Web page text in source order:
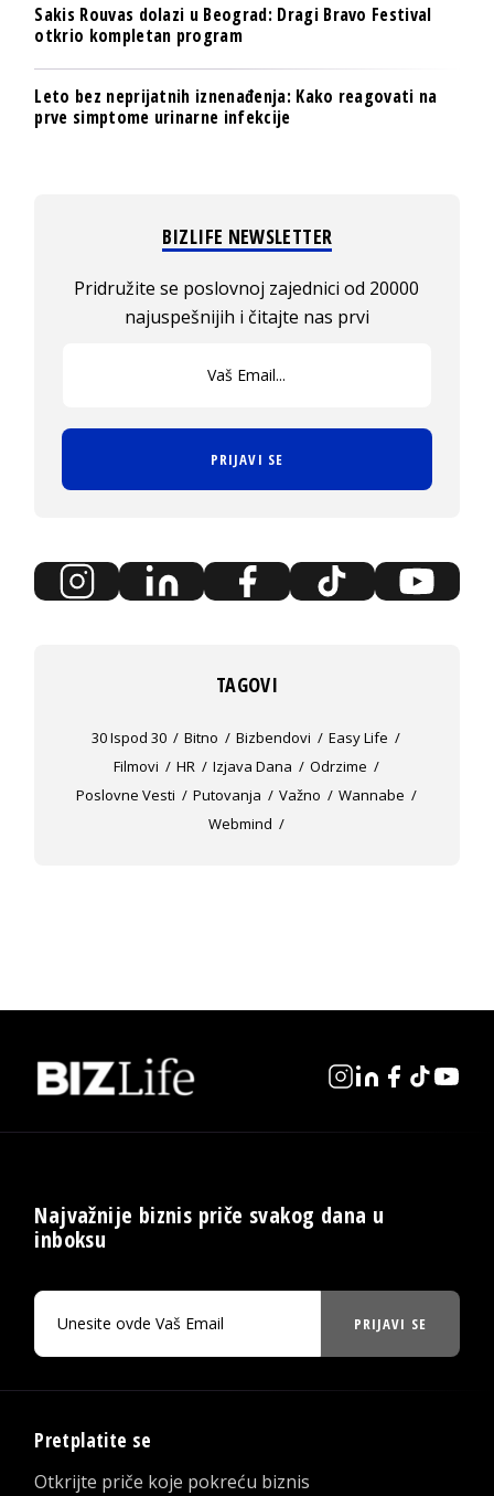
Sakis Rouvas dolazi u Beograd: Dragi Bravo Festival
otkrio kompletan program
Leto bez neprijatnih iznenađenja: Kako reagovati na
prve simptome urinarne infekcije
BIZLIFE NEWSLETTER
Pridružite se poslovnoj zajednici od 20000
najuspešnijih i čitajte nas prvi
PRIJAVI SE
TAGOVI
30 Ispod 30 Bitno Bizbendovi
Easy Life
Filmovi
HR Izjava Dana
Odrzime
Poslovne Vesti
Putovanja Važno
Wannabe
Webmind
Najvažnije biznis priče svakog dana u
inboksu
PRIJAVI SE
Pretplatite se
Otkrijte priče koje pokreću biznis